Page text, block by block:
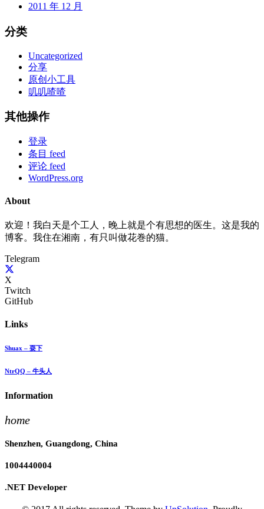
2011 年 12 月
分类
Uncategorized
分享
原创小工具
叽叽喳喳
其他操作
登录
条目 feed
评论 feed
WordPress.org
About
欢迎！我白天是个工人，晚上就是个有思想的医生。这是我的
博客。我住在湘南，有只叫做花巻的猫。
Telegram
X
Twitch
GitHub
Links
Shuax – 耍下
NtrQQ – 牛头人
Information
home
Shenzhen, Guangdong, China
1004440004
.NET Developer